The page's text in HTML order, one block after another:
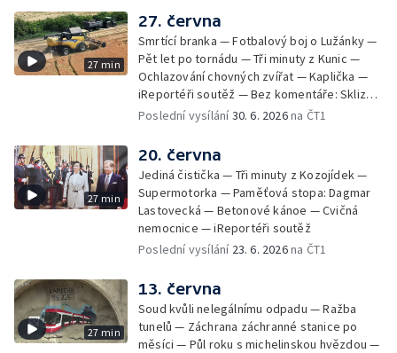
27 min
27. června
Smrtící branka — Fotbalový boj o Lužánky —
Pět let po tornádu — Tři minuty z Kunic —
Ochlazování chovných zvířat — Kaplička —
iReportéři soutěž — Bez komentáře: Sklizeň
obilí v Bulharech
Poslední vysílání30. 6. 2026na ČT1
27 min
20. června
Jediná čistička — Tři minuty z Kozojídek —
Supermotorka — Paměťová stopa: Dagmar
Lastovecká — Betonové kánoe — Cvičná
nemocnice — iReportéři soutěž
Poslední vysílání 23. 6. 2026na ČT1
27 min
13. června
Soud kvůli nelegálnímu odpadu — Ražba
tunelů — Záchrana záchranné stanice po
měsíci — Půl roku s michelinskou hvězdou —